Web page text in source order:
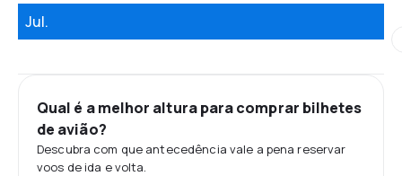
Jul.
Qual é a melhor altura para comprar bilhetes
de avião?
Descubra com que antecedência vale a pena reservar
voos de ida e volta.